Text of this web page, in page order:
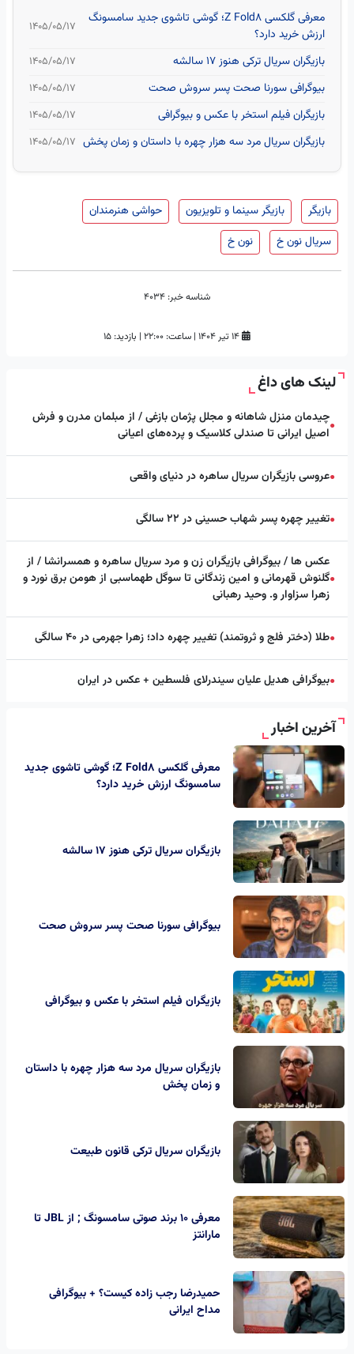
معرفی گلکسی Z Fold8؛ گوشی تاشوی جدید سامسونگ
ارزش خرید دارد؟
۱۴۰۵/۰۵/۱۷
بازیگران سریال ترکی هنوز ۱۷ سالشه ۱۴۰۵/۰۵/۱۷
بیوگرافی سورنا صحت پسر سروش صحت ۱۴۰۵/۰۵/۱۷
بازیگران فیلم استخر با عکس و بیوگرافی ۱۴۰۵/۰۵/۱۷
بازیگران سریال مرد سه هزار چهره با داستان و زمان پخش ۱۴۰۵/۰۵/۱۷
بازیگر بازیگر سینما و تلویزیون
حواشی هنرمندان
سریال نون خ
نون خ
شناسه خبر:
| ساعت: ۲۲:۰۰ | بازدید: 15
لینک های داغ
●چیدمان منزل شاهانه و مجلل پژمان بازغی / از مبلمان مدرن و فرش
اصیل ایرانی تا صندلی کلاسیک و پرده‌های اعیانی
●عروسی بازیگران سریال ساهره در دنیای واقعی
●تغییر چهره پسر شهاب حسینی در ۲۲ سالگی
●
عکس ها / بیوگرافی بازیگران زن و مرد سریال ساهره و همسرانشا / از
گلنوش قهرمانی و امین زندگانی تا سوگل طهماسبی از هومن برق نورد و
زهرا سزاوار و. وحید رهبانی
●طلا (دختر فلج و ثروتمند) تغییر چهره داد؛ زهرا جهرمی در ۴۰ سالگی
●بیوگرافی هدیل علیان سیندرلای فلسطین + عکس در ایران
آخرین اخبار
معرفی گلکسی Z Fold8؛ گوشی تاشوی جدید
سامسونگ ارزش خرید دارد؟
بازیگران سریال ترکی هنوز ۱۷ سالشه
بیوگرافی سورنا صحت پسر سروش صحت
بازیگران فیلم استخر با عکس و بیوگرافی
بازیگران سریال مرد سه هزار چهره با داستان
و زمان پخش
بازیگران سریال ترکی قانون طبیعت
معرفی 10 برند صوتی سامسونگ ; از JBL تا
مارانتز
حمیدرضا رجب‌ زاده کیست؟ + بیوگرافی
مداح ایرانی